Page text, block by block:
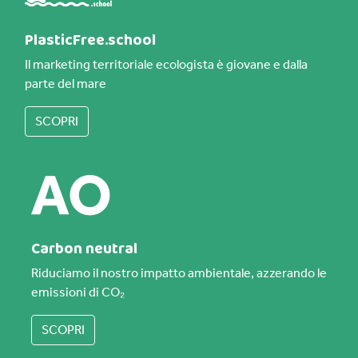
PlasticFree.school
Il marketing territoriale ecologista è giovane e dalla
parte del mare
SCOPRI
Carbon neutral
Riduciamo il nostro impatto ambientale, azzerando le
emissioni di CO₂
SCOPRI